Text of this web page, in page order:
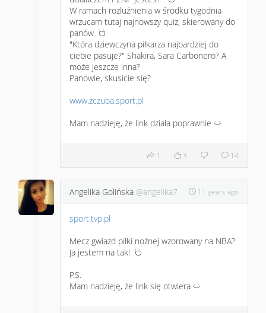
W ramach rozluźnienia w środku tygodnia
wrzucam tutaj najnowszy quiz, skierowany do
panów
:D
"Która dziewczyna piłkarza najbardziej do
ciebie pasuje?" Shakira, Sara Carbonero? A
może jeszcze inna?
Panowie, skusicie się?
www.zczuba.sport.pl
Mam nadzieję, że link działa poprawnie
:)
1 3 14
Angelika Golińska @angelika7 11 years ago
sport.tvp.pl
Mecz gwiazd piłki nożnej wzorowany na NBA?
Ja jestem na tak!
:D
P.S.
Mam nadzieję, że link się otwiera :)